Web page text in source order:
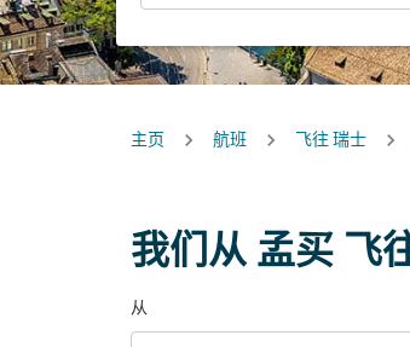
主页 航班 飞往 瑞士
我们从 孟买 飞
从